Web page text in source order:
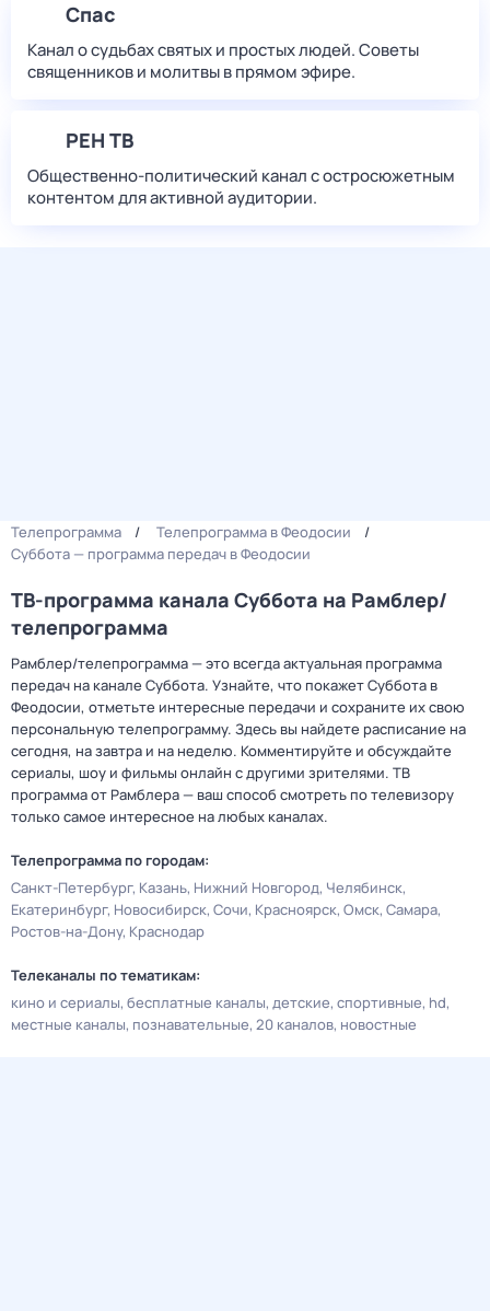
Спас
Канал о судьбах святых и простых людей. Советы
священников и молитвы в прямом эфире.
РЕН ТВ
Общественно-политический канал с остросюжетным
контентом для активной аудитории.
Телепрограмма
Телепрограмма в Феодосии
Суббота — программа передач в Феодосии
ТВ-программа канала Суббота на Рамблер/
телепрограмма
Рамблер/телепрограмма — это всегда актуальная программа
передач на канале Суббота. Узнайте, что покажет Суббота в
Феодосии, отметьте интересные передачи и сохраните их свою
персональную телепрограмму. Здесь вы найдете расписание на
сегодня, на завтра и на неделю. Комментируйте и обсуждайте
сериалы, шоу и фильмы онлайн с другими зрителями. ТВ
программа от Рамблера — ваш способ смотреть по телевизору
только самое интересное на любых каналах.
Телепрограмма по городам:
Санкт-Петербург Казань Нижний Новгород Челябинск
Екатеринбург Новосибирск Сочи Красноярск Омск Самара
Ростов-на-Дону Краснодар
Телеканалы по тематикам:
кино и сериалы бесплатные каналы детские спортивные hd
местные каналы познавательные 20 каналов новостные